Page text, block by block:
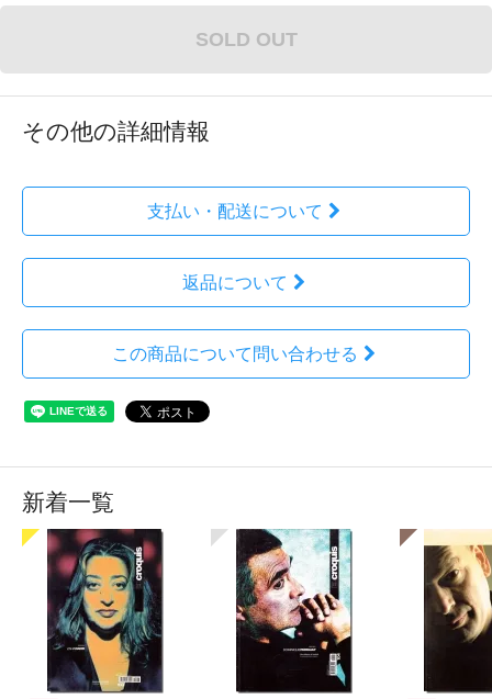
SOLD OUT
その他の詳細情報
支払い・配送について
返品について
この商品について問い合わせる
新着一覧